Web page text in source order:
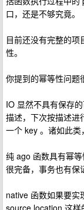
口，还是不够究竟。
目前还没有完整的
性。
你提到的幂等性问题
IO 显然不具有保存
描述，下次按描述进
一个 key 。诸如此类
纯 ago 函数具有幂
很完备，事务也有保
native 函数如果要实
source location 这样